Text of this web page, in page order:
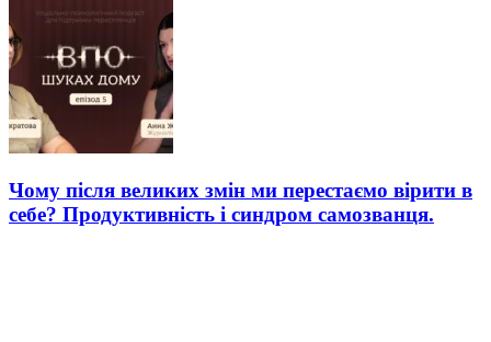
Чому після великих змін ми перестаємо вірити в
себе? Продуктивність і синдром самозванця.